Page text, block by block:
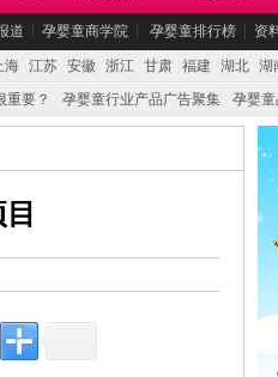
道 ┆ 孕婴童商学院 ┆ 孕婴童排行榜 ┆ 资
海 江苏 安徽 浙江 甘肃 福建 湖北 湖
重要？ 孕婴童行业产品广告聚集 孕婴